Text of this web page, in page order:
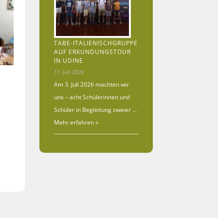
TABE-ITALIENISCHGRUPPE
AUF ERKUNDUNGSTOUR
IN UDINE
11. Juli 2026
Am 3. Juli 2026 machten wir
uns – acht Schülerinnen und
Schüler in Begleitung zweier …
Mehr erfahren »